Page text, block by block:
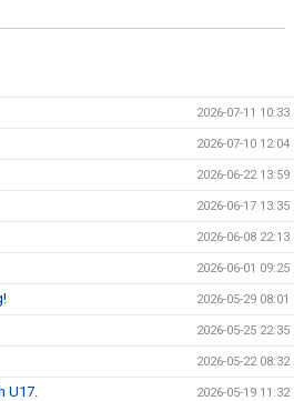
2026-07-11 10:33
2026-07-10 12:04
2026-06-22 13:59
2026-06-17 13:35
2026-06-08 22:13
2026-06-01 09:25
2026-05-29 08:01
2026-05-25 22:35
2026-05-22 08:32
U17. 2026-05-19 11:32